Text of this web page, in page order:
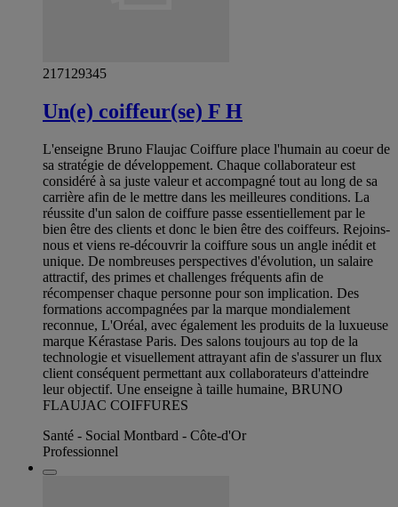
217129345
Un(e) coiffeur(se) F H
L'enseigne Bruno Flaujac Coiffure place l'humain au coeur de
sa stratégie de développement. Chaque collaborateur est
considéré à sa juste valeur et accompagné tout au long de sa
carrière afin de le mettre dans les meilleures conditions. La
réussite d'un salon de coiffure passe essentiellement par le
bien être des clients et donc le bien être des coiffeurs. Rejoins-
nous et viens re-découvrir la coiffure sous un angle inédit et
unique. De nombreuses perspectives d'évolution, un salaire
attractif, des primes et challenges fréquents afin de
récompenser chaque personne pour son implication. Des
formations accompagnées par la marque mondialement
reconnue, L'Oréal, avec également les produits de la luxueuse
marque Kérastase Paris. Des salons toujours au top de la
technologie et visuellement attrayant afin de s'assurer un flux
client conséquent permettant aux collaborateurs d'atteindre
leur objectif. Une enseigne à taille humaine, BRUNO
FLAUJAC COIFFURES
Santé - Social Montbard - Côte-d'Or
Professionnel